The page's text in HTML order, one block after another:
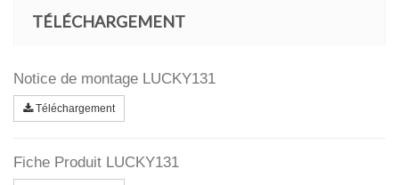
TÉLÉCHARGEMENT
Notice de montage LUCKY131
Téléchargement
Fiche Produit LUCKY131